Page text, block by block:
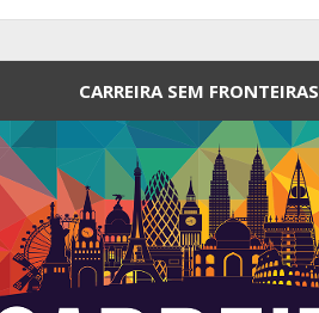
CARREIRA SEM FRONTEIRAS